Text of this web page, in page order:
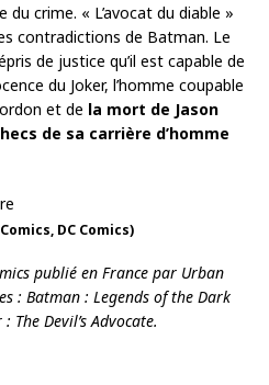
crime. « L’avocat du diable »
contradictions de Batman. Le
de justice qu’il est capable de
du Joker, l’homme coupable
et de la mort de Jason
de sa carrière d’homme
DC Comics)
publié en France par Urban
: Batman : Legends of the Dark
The Devil’s Advocate.